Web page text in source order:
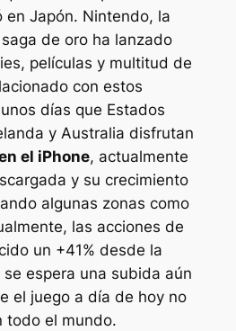
en Japón. Nintendo, la
de oro ha lanzado
películas y multitud de
con estos
días que Estados
y Australia disfrutan
el iPhone, actualmente
y su crecimiento
algunas zonas como
las acciones de
un +41% desde la
espera una subida aún
el juego a día de hoy no
todo el mundo.